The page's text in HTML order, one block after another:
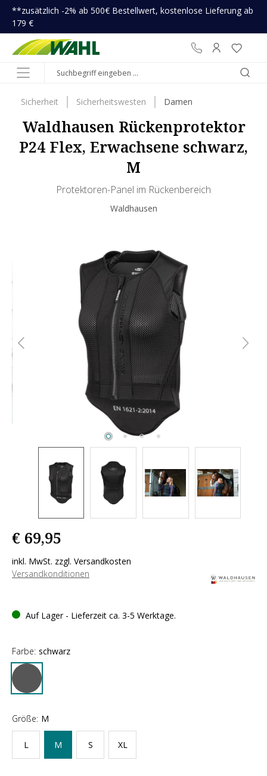
springen
**zusätzlich -2% ab 500€ Bestellwert, kostenlose Lieferung ab
179 €
Sicherheit Sicherheitswesten Damen
Waldhausen Rückenprotektor
P24 Flex, Erwachsene schwarz,
M
Protektoren-Panel im Rückenbereich
Waldhausen
€ 69,95
inkl. MwSt. zzgl. Versandkosten
Versandkonditionen
Auf Lager - Lieferzeit ca. 3-5 Werktage.
Farbe: schwarz
Größe: M
L M S XL